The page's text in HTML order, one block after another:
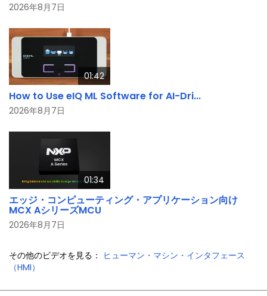
2026年8月7日
01:42
How to Use eIQ ML Software for AI-Dri...
2026年8月7日
01:34
エッジ・コンピューティング・アプリケーション向け
MCX AシリーズMCU
2026年8月7日
その他のビデオを見る： ヒューマン・マシン・インタフェース
（HMI）